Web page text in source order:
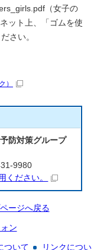
（女子の
ット上、「ゴムを使
さい。
）
防対策グループ
9980
ください。
ページへ戻る
ン
ついて リンクについ